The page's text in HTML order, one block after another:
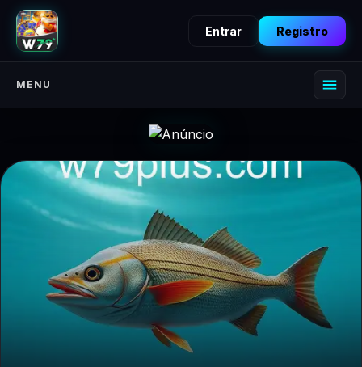
Entrar Registro
MENU